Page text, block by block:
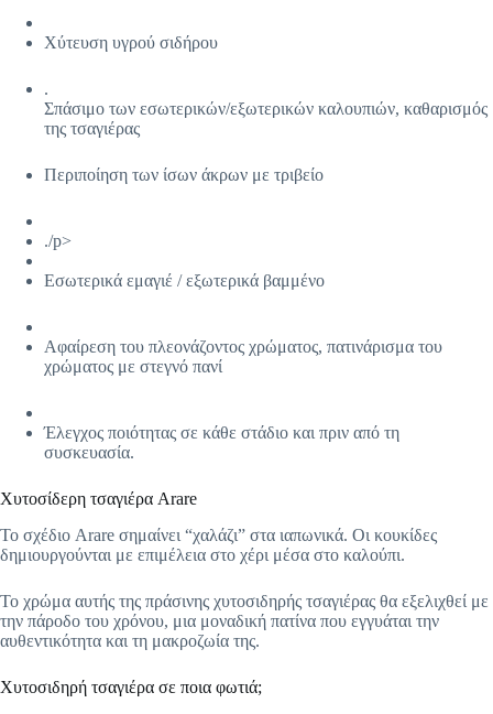
Χύτευση υγρού σιδήρου
.
Σπάσιμο των εσωτερικών/εξωτερικών καλουπιών, καθαρισμός
της τσαγιέρας
Περιποίηση των ίσων άκρων με τριβείο
./p>
Εσωτερικά εμαγιέ / εξωτερικά βαμμένο
Αφαίρεση του πλεονάζοντος χρώματος, πατινάρισμα του
χρώματος με στεγνό πανί
Έλεγχος ποιότητας σε κάθε στάδιο και πριν από τη
συσκευασία.
Χυτοσίδερη τσαγιέρα Arare
Το σχέδιο Arare σημαίνει “χαλάζι” στα ιαπωνικά. Οι κουκίδες
δημιουργούνται με επιμέλεια στο χέρι μέσα στο καλούπι.
Το χρώμα αυτής της πράσινης χυτοσιδηρής τσαγιέρας θα εξελιχθεί με
την πάροδο του χρόνου, μια μοναδική πατίνα που εγγυάται την
αυθεντικότητα και τη μακροζωία της.
Χυτοσιδηρή τσαγιέρα σε ποια φωτιά;